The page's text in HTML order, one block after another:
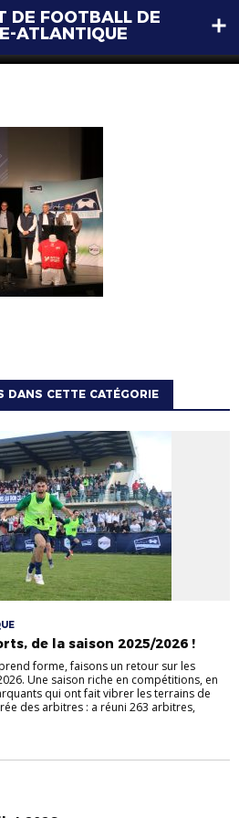
DE FOOTBALL DE
ATLANTIQUE
(250)
DANS CETTE CATÉGORIE
de la saison 2025/2026 !
forme, faisons un retour sur les
Une saison riche en compétitions, en
qui ont fait vibrer les terrains de
des arbitres : a réuni 263 arbitres,